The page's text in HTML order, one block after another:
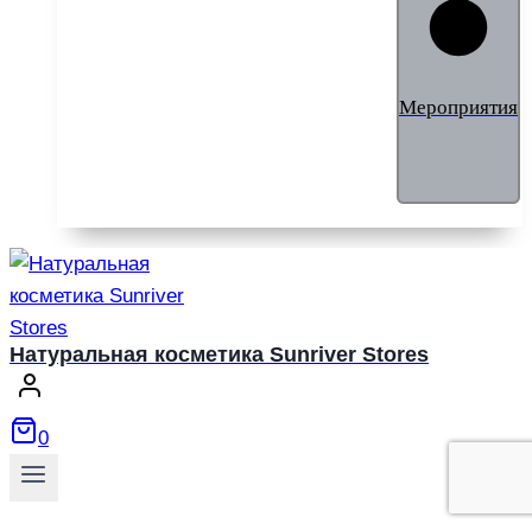
Мероприятия
Натуральная косметика Sunriver Stores
0